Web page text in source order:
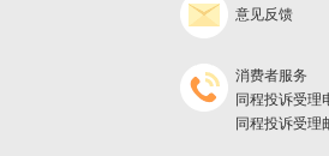
意见反馈
消费者服务
同程投诉受理
同程投诉受理